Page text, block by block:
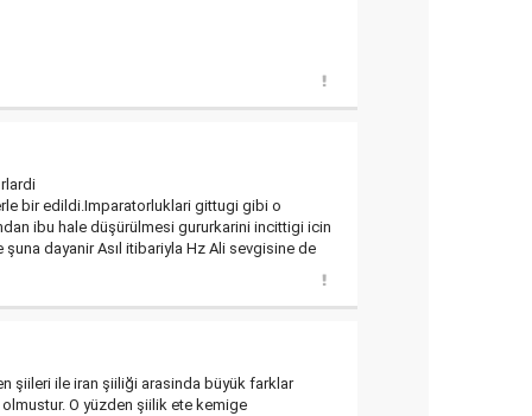
bir edildi.Imparatorluklari gittugi gibi o
ibu hale düşürülmesi gururkarini incittigi icin
dayanir Asıl itibariyla Hz Ali sevgisine de
şiileri ile iran şiiliği arasinda büyük farklar
O yüzden şiilik ete kemige